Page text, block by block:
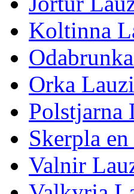
Koltinna
Orka
Polstjarna
Skerpla
Valnir